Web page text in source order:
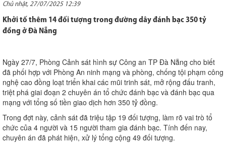
Chủ nhật, 27/07/2025 12:39
Khởi tố thêm 14 đối tượng trong đường dây đánh bạc 350 tỷ
đồng ở Đà Nẵng
Ngày 27/7, Phòng Cảnh sát hình sự Công an TP Đà Nẵng cho biết
đã phối hợp với Phòng An ninh mạng và phòng, chống tội phạm công
nghệ cao đồng loạt triển khai các mũi trinh sát, mở rộng đấu tranh,
triệt phá giai đoạn 2 chuyên án tổ chức đánh bạc và đánh bạc qua
mạng với tổng số tiền giao dịch hơn 350 tỷ đồng.
Trong đợt này, cảnh sát đã triệu tập 19 đối tượng, làm rõ vai trò tổ
chức của 4 người và 15 người tham gia đánh bạc. Tính đến nay,
chuyên án đã phát hiện, xử lý tổng cộng 49 đối tượng.